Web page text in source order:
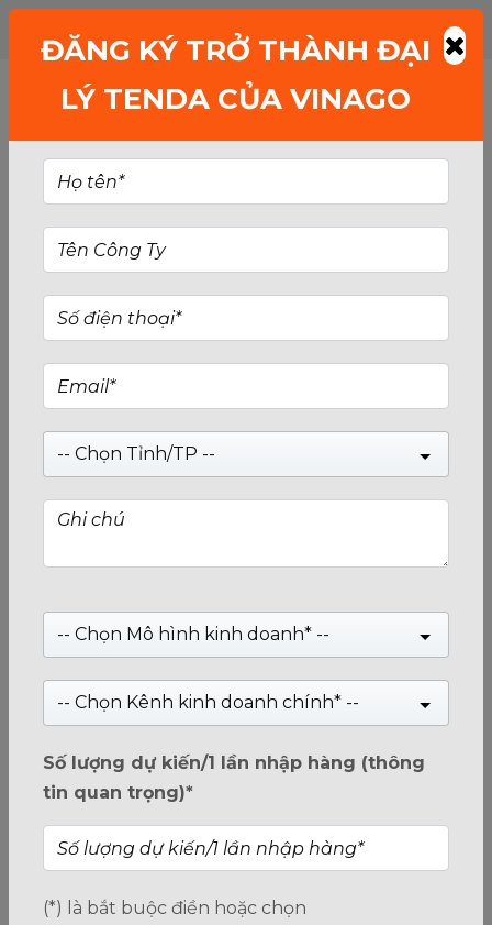
trên
(Xem 0 đánh giá)
Giá:519,000₫
Giá:525,323₫
Tenda AC5 - Router WiFi 2 băng tần AC1200 - Bảo Hành 36
Tháng
Danh mục:
Routers/ Bộ Phát Wifi
ĐĂNG KÝ TRỞ THÀNH ĐẠI
LÝ TENDA CỦA VINAGO
-- Chọn Tỉnh/TP --
-- Chọn Mô hình kinh doanh* --
-- Chọn Kênh kinh doanh chính* --
Số lượng dự kiến/1 lần nhập hàng (thông
tin quan trọng)*
(*) là bắt buộc điền hoặc chọn